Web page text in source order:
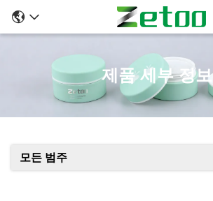
제품 세부 정보
모든 범주